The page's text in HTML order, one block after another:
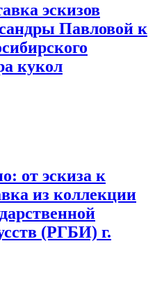
эскизов
Павловой к
кукол
от эскиза к
из коллекции
(РГБИ) г.